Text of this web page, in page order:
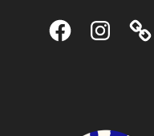
FacebookInstagram